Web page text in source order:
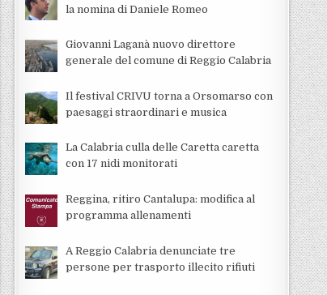
la nomina di Daniele Romeo
Giovanni Laganà nuovo direttore
generale del comune di Reggio Calabria
Il festival CRIVU torna a Orsomarso con
paesaggi straordinari e musica
La Calabria culla delle Caretta caretta
con 17 nidi monitorati
Reggina, ritiro Cantalupa: modifica al
programma allenamenti
A Reggio Calabria denunciate tre
persone per trasporto illecito rifiuti